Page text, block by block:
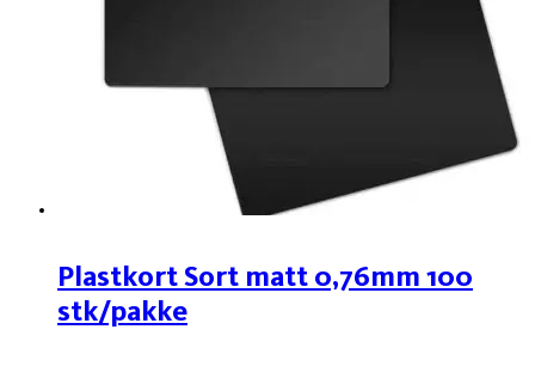
Plastkort Sort matt 0,76mm 100
stk/pakke